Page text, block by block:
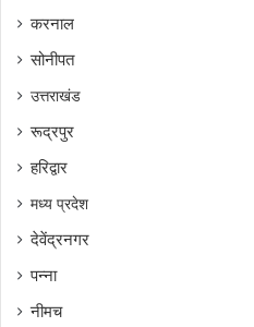
करनाल
सोनीपत
उत्तराखंड
रूद्रपुर
हरिद्वार
मध्य प्रदेश
देवेंद्रनगर
पन्ना
नीमच